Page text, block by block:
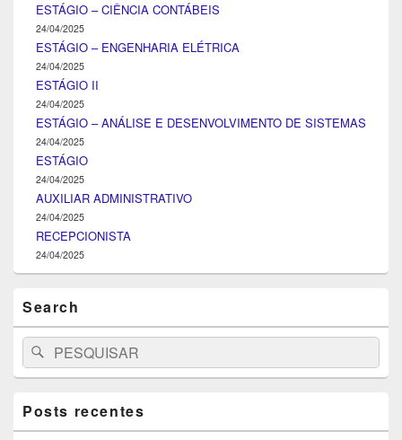
ESTÁGIO – CIÊNCIA CONTÁBEIS
24/04/2025
ESTÁGIO – ENGENHARIA ELÉTRICA
24/04/2025
ESTÁGIO II
24/04/2025
ESTÁGIO – ANÁLISE E DESENVOLVIMENTO DE SISTEMAS
24/04/2025
ESTÁGIO
24/04/2025
AUXILIAR ADMINISTRATIVO
24/04/2025
RECEPCIONISTA
24/04/2025
Search
Search
for:
Pesquisar
Posts recentes